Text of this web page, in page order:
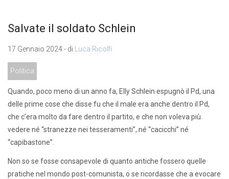
Salvate il soldato Schlein
17 Gennaio 2024 - di Luca Ricolfi
Politica
Quando, poco meno di un anno fa, Elly Schlein espugnò il Pd, una
delle prime cose che disse fu che il male era anche dentro il Pd,
che c’era molto da fare dentro il partito, e che non voleva più
vedere né “stranezze nei tesseramenti”, né “cacicchi” né
“capibastone”.
Non so se fosse consapevole di quanto antiche fossero quelle
pratiche nel mondo post-comunista, o se ricordasse che a evocare